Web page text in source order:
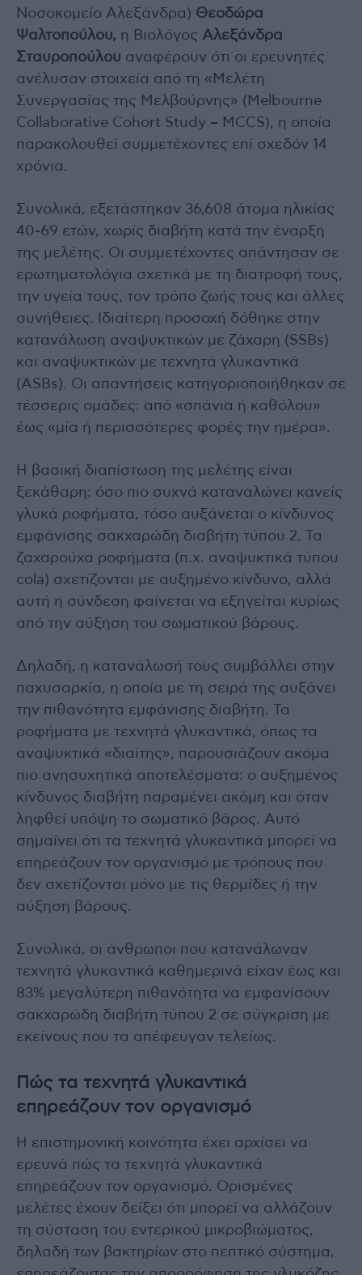
Νοσοκομείο Αλεξάνδρα) Θεοδώρα
Ψαλτοπούλου, η Βιολόγος Αλεξάνδρα
Σταυροπούλου αναφέρουν ότι οι ερευνητές
ανέλυσαν στοιχεία από τη «Μελέτη
Συνεργασίας της Μελβούρνης» (Melbourne
Collaborative Cohort Study – MCCS), η οποία
παρακολουθεί συμμετέχοντες επί σχεδόν 14
χρόνια.
Συνολικά, εξετάστηκαν 36,608 άτομα ηλικίας
40-69 ετών, χωρίς διαβήτη κατά την έναρξη
της μελέτης. Οι συμμετέχοντες απάντησαν σε
ερωτηματολόγια σχετικά με τη διατροφή τους,
την υγεία τους, τον τρόπο ζωής τους και άλλες
συνήθειες. Ιδιαίτερη προσοχή δόθηκε στην
κατανάλωση αναψυκτικών με ζάχαρη (SSBs)
και αναψυκτικών με τεχνητά γλυκαντικά
(ASBs). Οι απαντήσεις κατηγοριοποιήθηκαν σε
τέσσερις ομάδες: από «σπάνια ή καθόλου»
έως «μία ή περισσότερες φορές την ημέρα».
Η βασική διαπίστωση της μελέτης είναι
ξεκάθαρη: όσο πιο συχνά καταναλώνει κανείς
γλυκά ροφήματα, τόσο αυξάνεται ο κίνδυνος
εμφάνισης σακχαρώδη διαβήτη τύπου 2. Τα
ζαχαρούχα ροφήματα (π.χ. αναψυκτικά τύπου
cola) σχετίζονται με αυξημένο κίνδυνο, αλλά
αυτή η σύνδεση φαίνεται να εξηγείται κυρίως
από την αύξηση του σωματικού βάρους.
Δηλαδή, η κατανάλωσή τους συμβάλλει στην
παχυσαρκία, η οποία με τη σειρά της αυξάνει
την πιθανότητα εμφάνισης διαβήτη. Τα
ροφήματα με τεχνητά γλυκαντικά, όπως τα
αναψυκτικά «διαίτης», παρουσιάζουν ακόμα
πιο ανησυχητικά αποτελέσματα: ο αυξημένος
κίνδυνος διαβήτη παραμένει ακόμη και όταν
ληφθεί υπόψη το σωματικό βάρος. Αυτό
σημαίνει ότι τα τεχνητά γλυκαντικά μπορεί να
επηρεάζουν τον οργανισμό με τρόπους που
δεν σχετίζονται μόνο με τις θερμίδες ή την
αύξηση βάρους.
Συνολικά, οι άνθρωποι που κατανάλωναν
τεχνητά γλυκαντικά καθημερινά είχαν έως και
83% μεγαλύτερη πιθανότητα να εμφανίσουν
σακχαρώδη διαβήτη τύπου 2 σε σύγκριση με
εκείνους που τα απέφευγαν τελείως.
Πώς τα τεχνητά γλυκαντικά
επηρεάζουν τον οργανισμό
Η επιστημονική κοινότητα έχει αρχίσει να
ερευνά πώς τα τεχνητά γλυκαντικά
επηρεάζουν τον οργανισμό. Ορισμένες
μελέτες έχουν δείξει ότι μπορεί να αλλάζουν
τη σύσταση του εντερικού μικροβιώματος,
δηλαδή των βακτηρίων στο πεπτικό σύστημα,